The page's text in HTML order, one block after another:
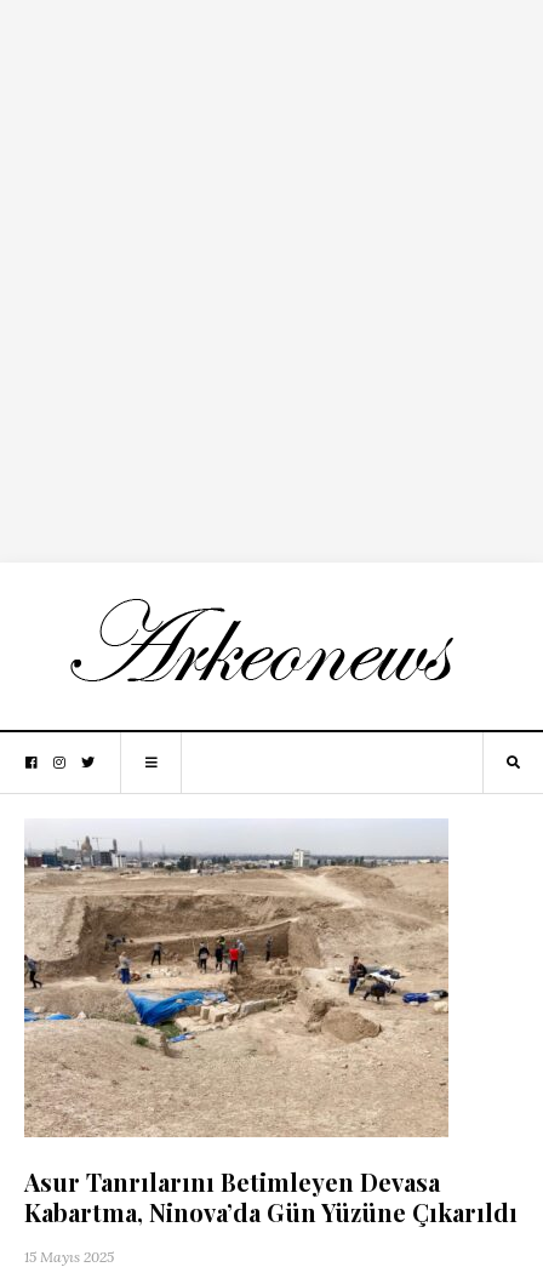
Asur Tanrılarını Betimleyen Devasa
Kabartma, Ninova’da Gün Yüzüne Çıkarıldı
15 Mayıs 2025